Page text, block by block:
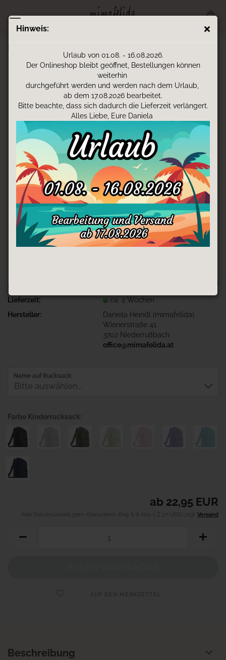
Hinweis:
Urlaub von 01.08. - 16.08.2026.
Der Onlineshop bleibt geöffnet, Bestellungen können
weiterhin
durchgeführt werden und werden nach dem Urlaub,
ab dem 17.08.2026 bearbeitet.
Bitte beachte, dass sich dadurch die Lieferzeit verlängert.
Alles Liebe, Eure Daniela
Art.Nr.:
Lieferzeit:
ca. 2 Wochen
Hersteller:
Daniela Heindl (mimafelida)
Wienerstraße 41
3702 Niederrußbach
office@mimafelida.at
Name auf Rucksack:
Farbe Kinderrucksack:
ab 22,95 EUR
Kein Steuerausweis gem. Kleinuntern.-Reg. § 6 Abs. 1 Z 27 UStG zzgl. Versand
Beschreibung